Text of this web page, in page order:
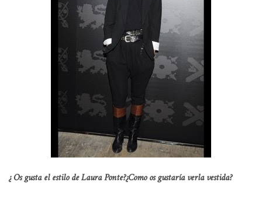
¿ Os gusta el estilo de Laura Ponte?¿Como os gustaría verla vestida?